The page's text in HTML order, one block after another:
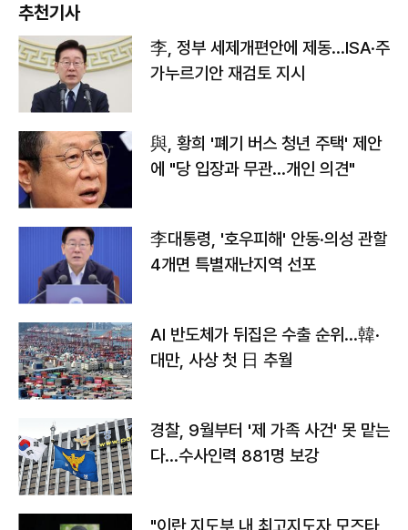
추천기사
李, 정부 세제개편안에 제동…ISA·주
가누르기안 재검토 지시
與, 황희 '폐기 버스 청년 주택' 제안
에 "당 입장과 무관…개인 의견"
李대통령, '호우피해' 안동·의성 관할
4개면 특별재난지역 선포
AI 반도체가 뒤집은 수출 순위…韓·
대만, 사상 첫 日 추월
경찰, 9월부터 '제 가족 사건' 못 맡는
다…수사인력 881명 보강
"이란 지도부 내 최고지도자 모즈타